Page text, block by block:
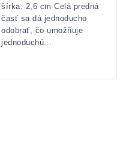
šírka: 2,6 cm Celá predná
časť sa dá jednoducho
odobrať, čo umožňuje
jednoduchú...